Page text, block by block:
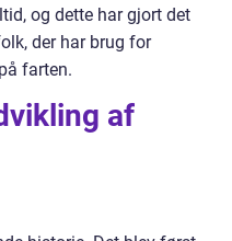
og dette har gjort det
der har brug for
farten.
af